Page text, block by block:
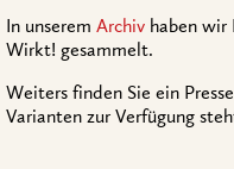
In unserem Archiv haben
Wirkt! gesammelt.
Weiters finden Sie ein
Varianten zur Verfügung